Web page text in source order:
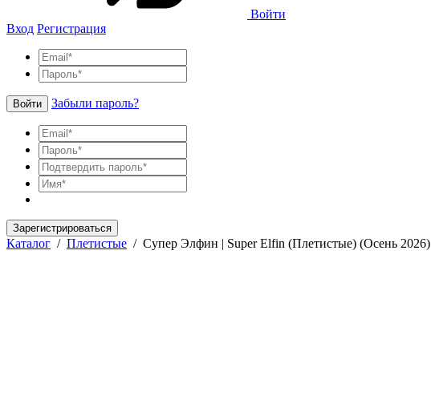
Войти
Вход Регистрация
Войти Забыли пароль?
Зарегистрироваться
Каталог / Плетистые / Супер Элфин | Super Elfin (Плетистые) (Осень 2026)